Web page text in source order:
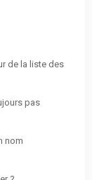
de la liste des
pas
nom